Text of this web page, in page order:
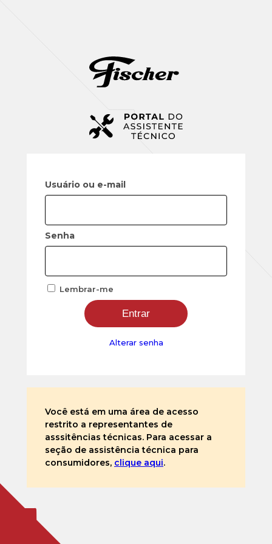
Usuário ou e-mail
Senha
Lembrar-me
Alterar senha
Você está em uma área de acesso
restrito a representantes de
asssitências técnicas. Para acessar a
seção de assistência técnica para
consumidores, clique aqui.